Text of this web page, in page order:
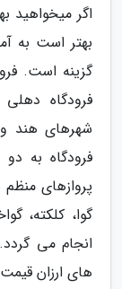
اگر میخواهید
بهتر است به
گزینه است.
فرودگاه
شهرهای هند
پروازهای منظم
گوا، کلکته،